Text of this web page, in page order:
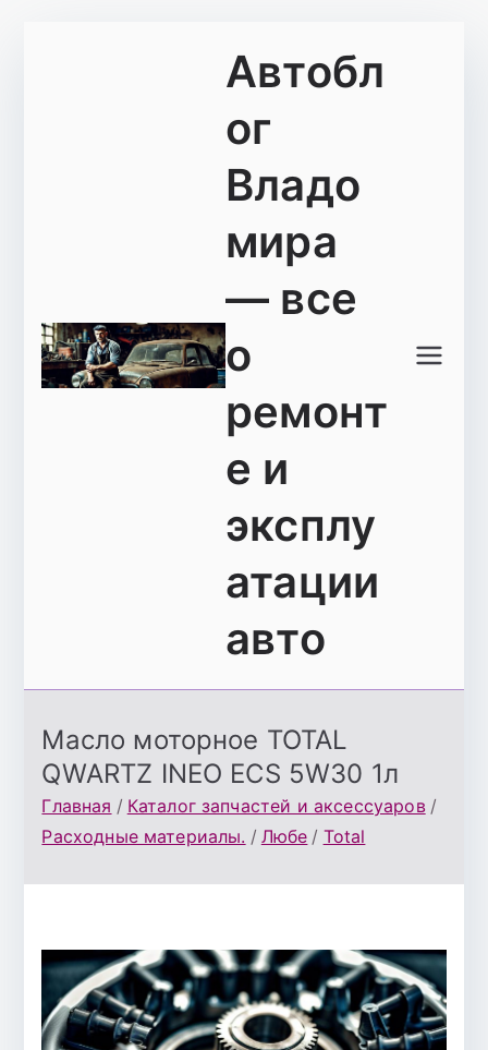
Автобл
ог
Владо
мира
— все
о
ремонт
е и
эксплу
атации
авто
Масло моторное TOTAL
QWARTZ INEO ECS 5W30 1л
Главная
Каталог запчастей и аксессуаров
Расходные материалы.
Любе Total